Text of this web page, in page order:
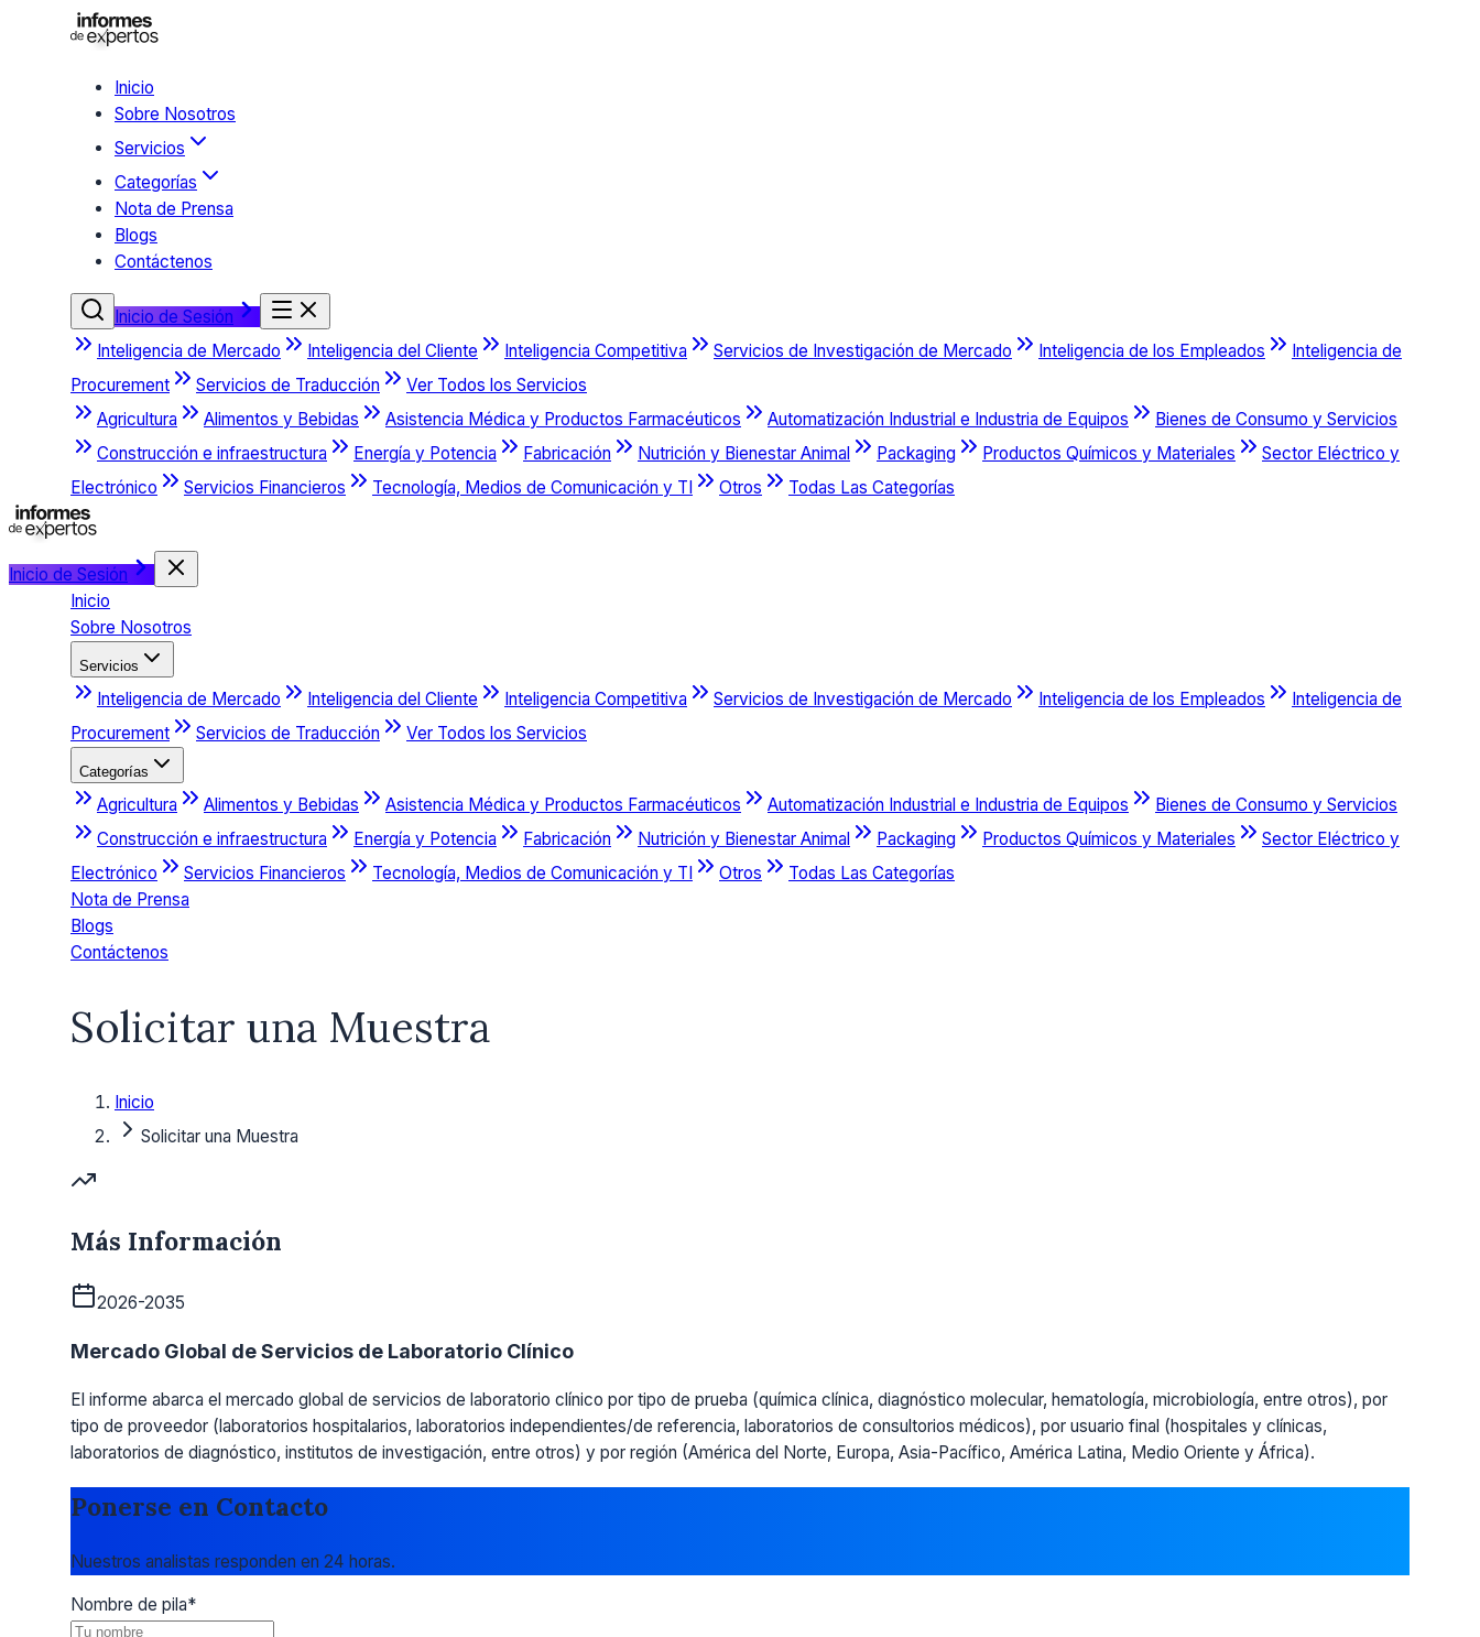
Inicio
Sobre Nosotros
Servicios
Categorías
Nota de Prensa
Blogs
Contáctenos
Inicio de Sesión
Inteligencia de Mercado
Inteligencia del Cliente Inteligencia Competitiva Servicios de Investigación de Mercado Inteligencia de los Empleados
Inteligencia de
Procurement
Servicios de Traducción
Ver Todos los Servicios
Agricultura
Alimentos y Bebidas Asistencia Médica y Productos Farmacéuticos Automatización Industrial e Industria de Equipos
Bienes de Consumo y Servicios
Construcción e infraestructura
Energía y Potencia Fabricación Nutrición y Bienestar Animal Packaging Productos Químicos y Materiales
Sector Eléctrico y
Electrónico
Servicios Financieros Tecnología, Medios de Comunicación y TI Otros Todas Las Categorías
Inicio de Sesión
Inicio
Sobre Nosotros
Servicios
Inteligencia de Mercado Inteligencia del Cliente Inteligencia Competitiva Servicios de Investigación de Mercado Inteligencia de los Empleados
Inteligencia de
Procurement
Servicios de Traducción Ver Todos los Servicios
Categorías
Agricultura Alimentos y Bebidas Asistencia Médica y Productos Farmacéuticos Automatización Industrial e Industria de Equipos
Bienes de Consumo y Servicios
Construcción e infraestructura
Energía y Potencia Fabricación Nutrición y Bienestar Animal Packaging Productos Químicos y Materiales
Sector Eléctrico y
Electrónico
Servicios Financieros Tecnología, Medios de Comunicación y TI Otros
Todas Las Categorías
Nota de Prensa
Blogs
Contáctenos
Solicitar una Muestra
Inicio
Solicitar una Muestra
Más Información
2026-2035
Mercado Global de Servicios de Laboratorio Clínico
El informe abarca el mercado global de servicios de laboratorio clínico por tipo de prueba (química clínica, diagnóstico molecular, hematología, microbiología, entre otros), por
tipo de proveedor (laboratorios hospitalarios, laboratorios independientes/de referencia, laboratorios de consultorios médicos), por usuario final (hospitales y clínicas,
laboratorios de diagnóstico, institutos de investigación, entre otros) y por región (América del Norte, Europa, Asia-Pacífico, América Latina, Medio Oriente y África).
Ponerse en Contacto
Nuestros analistas responden en 24 horas.
Nombre de pila*